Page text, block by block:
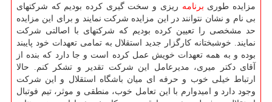
مزایده طوری برنامه ریزی و سخت گیری کرده بودیم که شرکتهای
بی نام و نشان نتوانند در این مزایده شرکت نمایند و برای این مزایده
حد مشخصی را تعیین کرده بودیم که شرکتهای با اصالتی شرکت
نمایند. خوشبختانه کارگزار جدید استقلال به تمامی تعهدات خود پایبند
بوده و به همه تعهدات خویش عمل کرده است و جا دارد که بنده از
آقای دکتر میری، مدیرعامل این شرکت تقدیر و تشکر کنم. حالا
ارتباط خیلی خوب و حرفه ای میان باشگاه استقلال و این شرکت
وجود دارد و امیدوارم با این تعامل خوب، منطقی و موثر، تیم فوتبال